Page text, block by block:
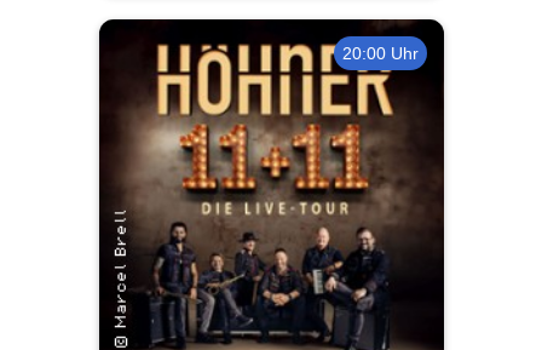
20:00 Uhr